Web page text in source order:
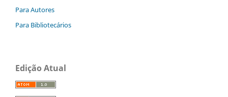
Para Autores
Para Bibliotecários
Edição Atual